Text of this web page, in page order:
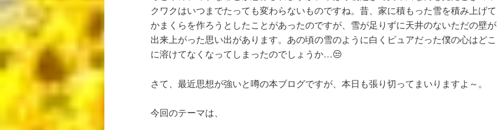
クワクはいつまでたっても変わらないものですね。昔、家に積もった雪を積み上げて
かまくらを作ろうとしたことがあったのですが、雪が足りずに天井のないただの壁が
出来上がった思い出があります。あの頃の雪のように白くピュアだった僕の心はどこ
に溶けてなくなってしまったのでしょうか…😒
さて、最近思想が強いと噂の本ブログですが、本日も張り切ってまいりますよ～。
今回のテーマは、